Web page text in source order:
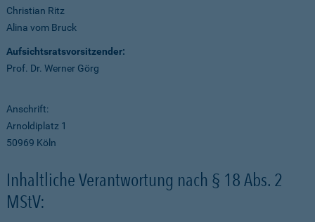
Christian Ritz
Alina vom Bruck
Aufsichtsratsvorsitzender:
Prof. Dr. Werner Görg
Anschrift:
Arnoldiplatz 1
50969 Köln
Inhaltliche Verantwortung nach § 18 Abs. 2
MStV: